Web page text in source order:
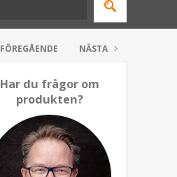
FÖREGÅENDE NÄSTA
Har du frågor om
produkten?